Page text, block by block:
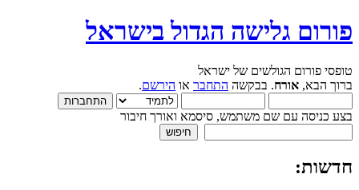
פורום גלישה הגדול בישראל
טופסי פורום הגולשים של ישראל
ברוך הבא, אורח. בבקשה התחבר או הירשם.
בצע כניסה עם שם משתמש, סיסמא ואורך חיבור
חדשות: